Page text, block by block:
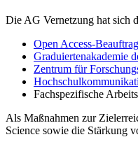
Die AG Vernetzung hat sich
Open Access-
Graduiertenakademie
Zentrum für
Fachspezifische
Als Maßnahmen zur
Science sowie die Stärkung